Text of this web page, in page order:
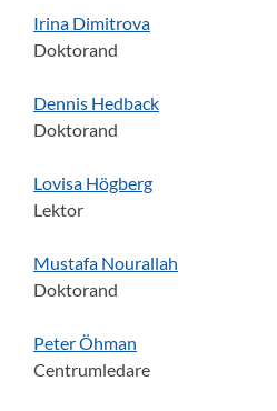
Irina Dimitrova
Doktorand
Dennis Hedback
Doktorand
Lovisa Högberg
Lektor
Mustafa Nourallah
Doktorand
Peter Öhman
Centrumledare